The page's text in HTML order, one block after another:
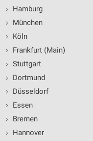
›
Hamburg
›
München
›
Köln
›
Frankfurt (Main)
› Stuttgart
›
Dortmund
›
Düsseldorf
›
Essen
›
Bremen
›
Hannover